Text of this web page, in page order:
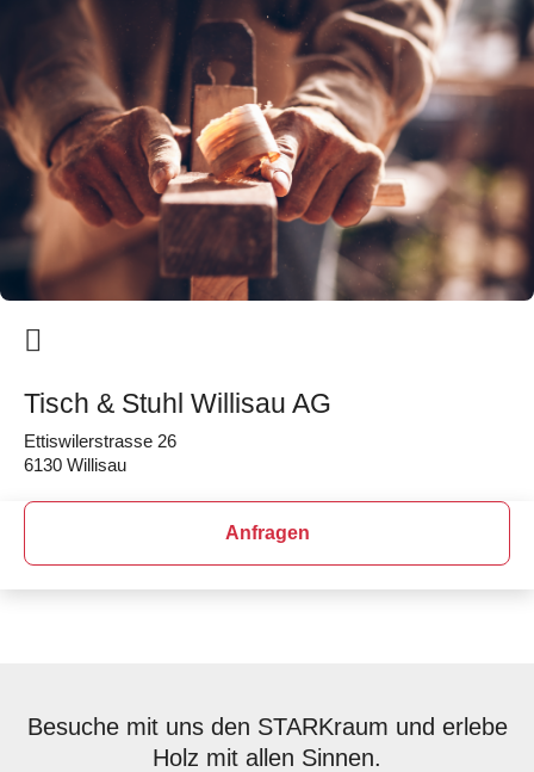
Tisch & Stuhl Willisau AG
Ettiswilerstrasse 26
6130 Willisau
Anfragen
Besuche mit uns den STARKraum und erlebe
Holz mit allen Sinnen.